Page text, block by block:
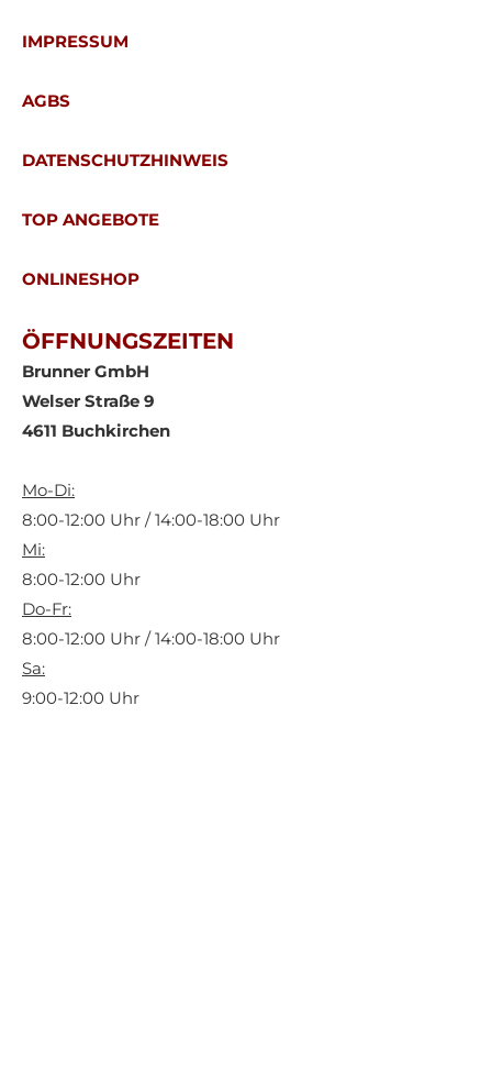
IMPRESSUM
AGBS
DATENSCHUTZHINWEIS
TOP ANGEBOTE
ONLINESHOP
ÖFFNUNGSZEITEN
Brunner GmbH
Welser Straße 9
4611 Buchkirchen
Mo-Di:
8:00-12:00 Uhr / 14:00-18:00 Uhr
Mi:
8:00-12:00 Uhr
Do-Fr:
8:00-12:00 Uhr / 14:00-18:00 Uhr
Sa:
9:00-12:00 Uhr